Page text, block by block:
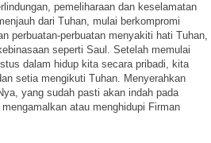
pemeliharaan dan keselamatan
dari Tuhan, mulai berkompromi
perbuatan-perbuatan menyakiti hati Tuhan,
seperti Saul. Setelah memulai
dalam hidup kita secara pribadi, kita
setia mengikuti Tuhan. Menyerahkan
yang sudah pasti akan indah pada
atau menghidupi Firman